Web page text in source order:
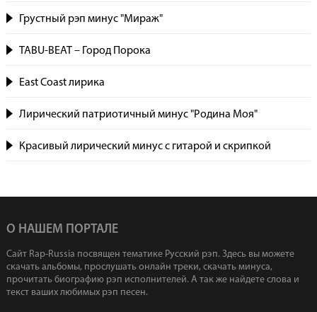
Грустный рэп минус "Мираж"
TABU-BEAT – Город Порока
East Coast лирика
Лирический патриотичный минус "Родина Моя"
Красивый лирический минус с гитарой и скрипкой
О НАШЕМ ПОРТАЛЕ
Сайт Rap-Russia посвящен тематике Русский рэп. Здесь вы можете
скачать альбомы, прослушать онлайн треки, скачать минуса,
прочитать биографию рэп исполнителей. А так же найдете слова и
текст ваших любимых рэп песен.